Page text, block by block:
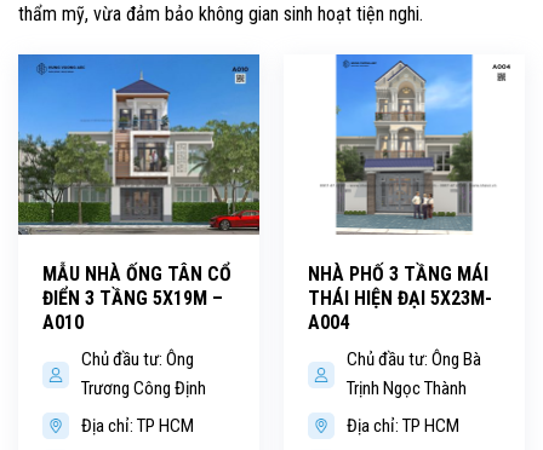
thẩm mỹ, vừa đảm bảo không gian sinh hoạt tiện nghi.
MẪU NHÀ ỐNG TÂN CỔ
ĐIỂN 3 TẦNG 5X19M –
A010
Chủ đầu tư: Ông
Trương Công Định
Địa chỉ: TP HCM
NHÀ PHỐ 3 TẦNG MÁI
THÁI HIỆN ĐẠI 5X23M-
A004
Chủ đầu tư: Ông Bà
Trịnh Ngọc Thành
Địa chỉ: TP HCM